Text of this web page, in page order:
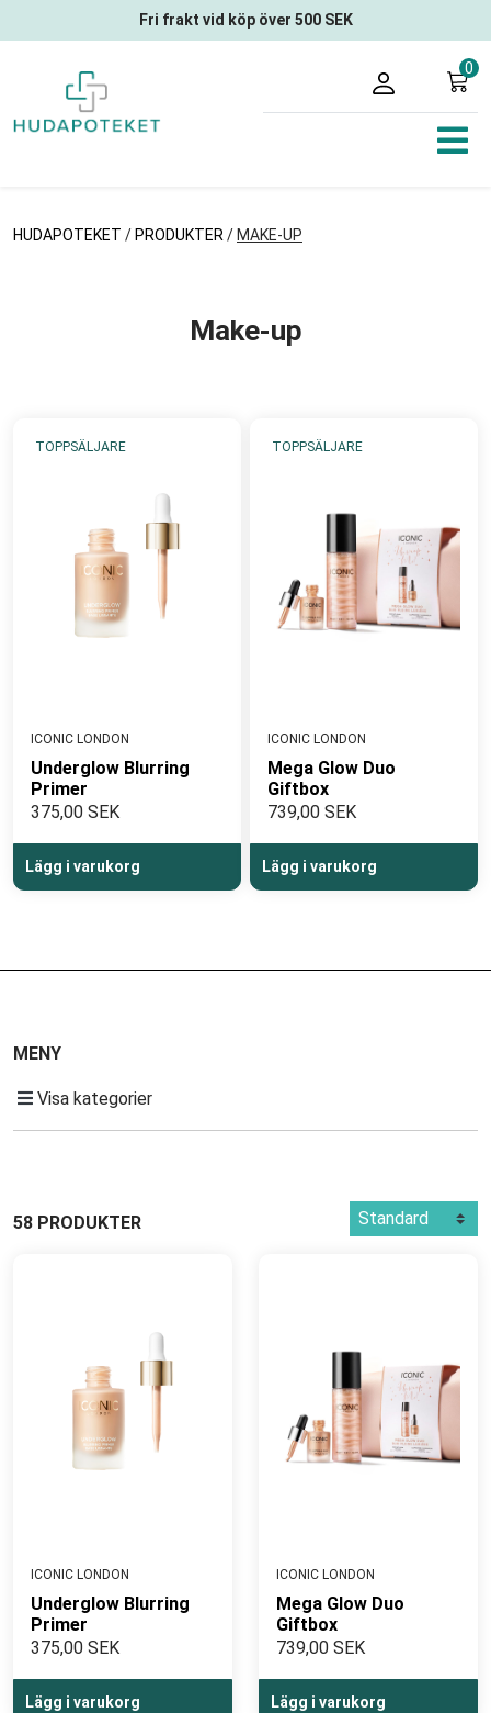
Fri frakt vid köp över 500 SEK
0
HUDAPOTEKET / PRODUKTER / MAKE-UP
Make-up
TOPPSÄLJARE
ICONIC LONDON
Underglow Blurring
Primer
375,00 SEK
Lägg i varukorg
TOPPSÄLJARE
ICONIC LONDON
Mega Glow Duo
Giftbox
739,00 SEK
Lägg i varukorg
MENY
Visa kategorier
58 PRODUKTER
ICONIC LONDON
Underglow Blurring
Primer
375,00 SEK
Lägg i varukorg
ICONIC LONDON
Mega Glow Duo
Giftbox
739,00 SEK
Lägg i varukorg